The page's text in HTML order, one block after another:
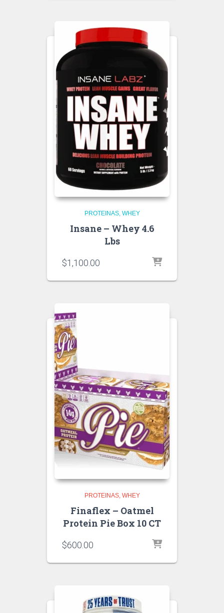
PROTEINAS WHEY
Insane – Whey 4.6
Lbs
$1,100.00
PROTEINAS WHEY
Finaflex – Oatmel
Protein Pie Box 10 CT
$600.00